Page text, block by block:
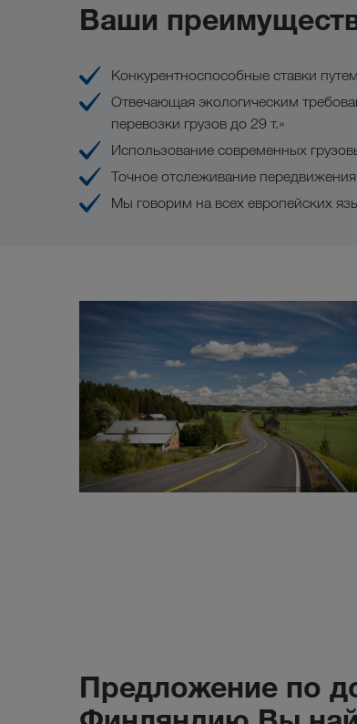
Ваши
Конкурентноспособные ставки
Отвечающая экологическим
перевозки грузов до 29 т.»
Использование современных
Точное отслеживание
Мы говорим на всех европейских
Предложение по